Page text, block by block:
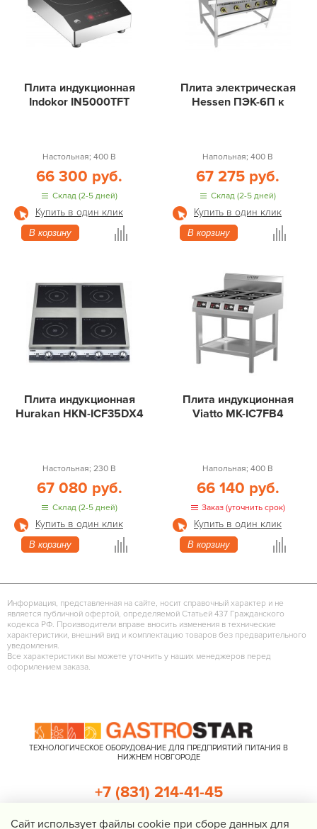
Плита индукционная
Indokor IN5000TFT
Настольная; 400 В
66 300 руб.
Склад (2-5 дней)
Купить в один клик
В корзину
Плита электрическая
Hessen ПЭК-6П к
Напольная; 400 В
67 275 руб.
Склад (2-5 дней)
Купить в один клик
В корзину
Плита индукционная
Hurakan HKN-ICF35DX4
Настольная; 230 В
67 080 руб.
Склад (2-5 дней)
Купить в один клик
В корзину
Плита индукционная
Viatto MK-IC7FB4
Напольная; 400 В
66 140 руб.
Заказ (уточнить срок)
Купить в один клик
В корзину
Информация, представленная на сайте, носит справочный характер и не
является публичной офертой, определяемой Статьей 437 Гражданского
кодекса РФ. Производители вправе вносить изменения в технические
характеристики, внешний вид и комплектацию товаров без предварительного
уведомления.
Все характеристики вы можете уточнить у наших менеджеров перед
оформлением заказа.
ТЕХНОЛОГИЧЕСКОЕ ОБОРУДОВАНИЕ ДЛЯ ПРЕДПРИЯТИЙ ПИТАНИЯ В
НИЖНЕМ НОВГОРОДЕ
+7 (831) 214-41-45
Cайт использует файлы cookie при сборе данных для